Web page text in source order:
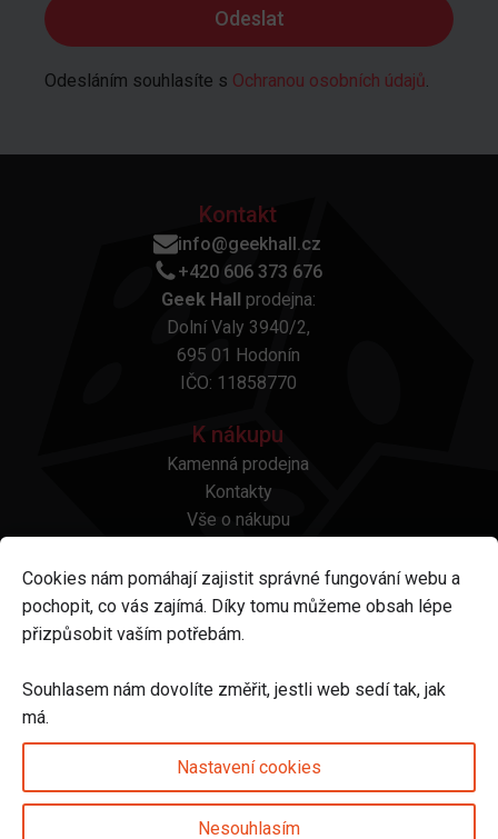
Odesláním souhlasíte s Ochranou osobních údajů.
Kontakt
info@geekhall.cz
+420 606 373 676
Geek Hall prodejna:
Dolní Valy 3940/2,
695 01 Hodonín
IČO: 11858770
K nákupu
Kamenná prodejna
Kontakty
Vše o nákupu
Platba a doprava
Reklamace a vrácení
Obchodní podmínky
Odstoupení od smlouvy
Sledujte nás na
Cookies nám pomáhají zajistit správné fungování webu a
pochopit, co vás zajímá. Díky tomu můžeme obsah lépe
přizpůsobit vaším potřebám.
Souhlasem nám dovolíte změřit, jestli web sedí tak, jak
má.
Nastavení cookies
Nesouhlasím